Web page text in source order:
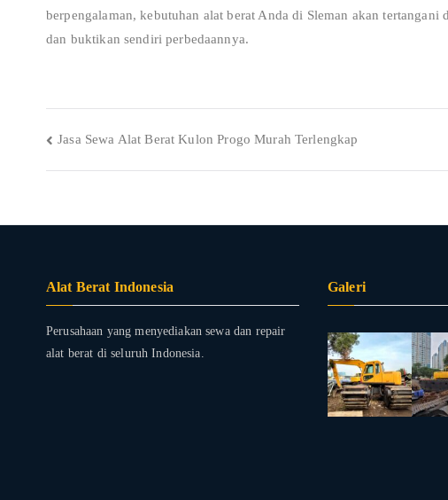
berpengalaman, kebutuhan alat berat Anda di Sleman akan
dan buktikan sendiri perbedaannya.
Post
navigation
Jasa Sewa Alat Berat Kulon Progo Murah Terlengkap
Alat Berat Indonesia
Perusahaan yang menyediakan sewa dan repair
alat berat di seluruh Indonesia.
Galeri